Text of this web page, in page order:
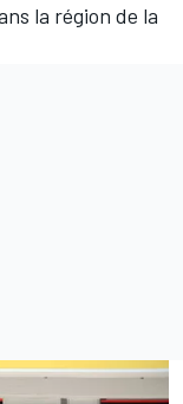
la région de la